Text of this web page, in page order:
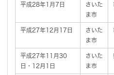
平成28年1月7日
さいた
ま市
平成27年12月17日
さいた
ま市
平成27年11月30
日・12月1日
さいた
ま市